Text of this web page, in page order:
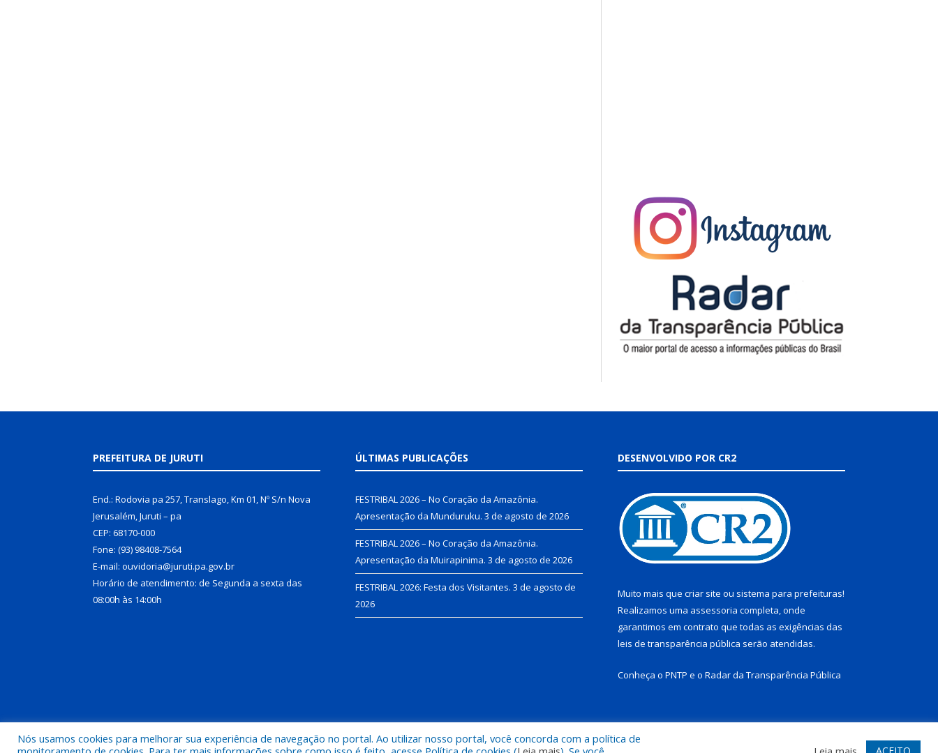
PREFEITURA DE JURUTI
End.: Rodovia pa 257, Translago, Km 01, Nº S/n Nova
Jerusalém, Juruti – pa
CEP: 68170-000
Fone: (93) 98408-7564
E-mail: ouvidoria@juruti.pa.gov.br
Horário de atendimento: de Segunda a sexta das
08:00h às 14:00h
ÚLTIMAS PUBLICAÇÕES
FESTRIBAL 2026 – No Coração da Amazônia.
Apresentação da Munduruku. 3 de agosto de 2026
FESTRIBAL 2026 – No Coração da Amazônia.
Apresentação da Muirapinima. 3 de agosto de 2026
FESTRIBAL 2026: Festa dos Visitantes. 3 de agosto de
2026
DESENVOLVIDO POR CR2
Muito mais que criar site ou sistema para prefeituras!
Realizamos uma assessoria completa, onde
garantimos em contrato que todas as exigências das
leis de transparência pública serão atendidas.
Conheça o PNTP e o Radar da Transparência Pública
Todos os direitos reservados a Prefeitura Municipal de Juruti. Mapa do Site Acessar Webmail
Nós usamos cookies para melhorar sua experiência de navegação no portal. Ao utilizar nosso portal, você concorda com a política de
ACEITO